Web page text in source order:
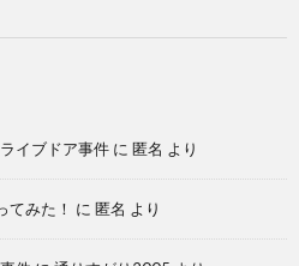
イブドア事件 に 匿名 より
てみた！ に 匿名 より